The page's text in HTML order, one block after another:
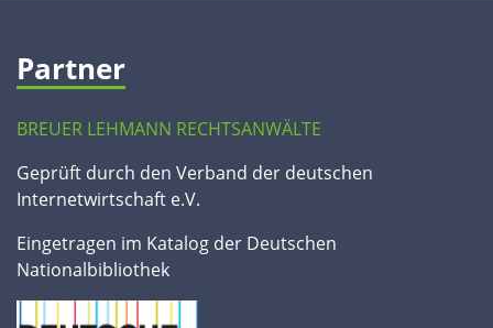
Partner
BREUER LEHMANN RECHTSANWÄLTE
Geprüft durch den Verband der deutschen
Internetwirtschaft e.V.
Eingetragen im Katalog der Deutschen
Nationalbibliothek